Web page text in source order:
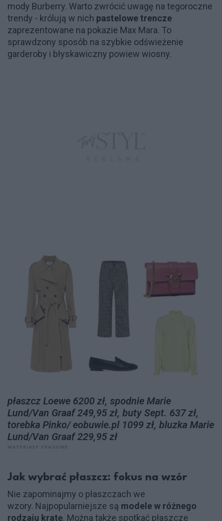
mody Burberry. Warto zwrócić uwagę na tegoroczne
trendy - królują w nich pastelowe trencze
zaprezentowane na pokazie Max Mara. To
sprawdzony sposób na szybkie odświeżenie
garderoby i błyskawiczny powiew wiosny.
płaszcz Loewe 6200 zł, spodnie Marie
Lund/Van Graaf 249,95 zł, buty Sept. 637 zł,
torebka Pinko/ eobuwie.pl 1099 zł, bluzka Marie
Lund/Van Graaf 229,95 zł
Jak wybrać płaszcz: fokus na wzór
Nie zapominajmy o płaszczach we
wzory. Najpopularniejsze są modele w różnego
rodzaju kratę. Można także spotkać płaszcze